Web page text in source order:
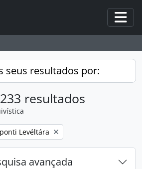
seus resultados por:
resultados
Levéltára
avançada